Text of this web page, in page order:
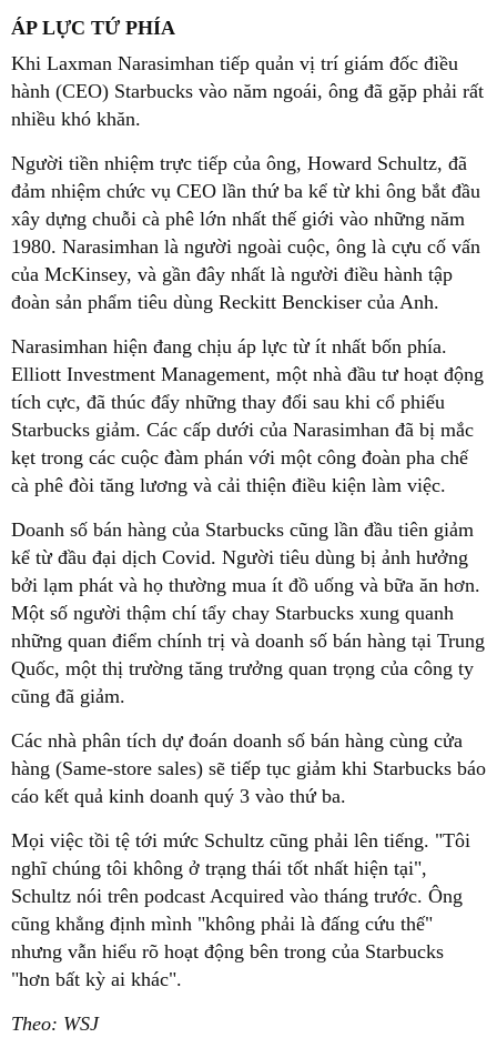
ÁP LỰC TỨ PHÍA
Khi Laxman Narasimhan tiếp quản vị trí giám đốc điều
hành (CEO) Starbucks vào năm ngoái, ông đã gặp phải rất
nhiều khó khăn.
Người tiền nhiệm trực tiếp của ông, Howard Schultz, đã
đảm nhiệm chức vụ CEO lần thứ ba kể từ khi ông bắt đầu
xây dựng chuỗi cà phê lớn nhất thế giới vào những năm
1980. Narasimhan là người ngoài cuộc, ông là cựu cố vấn
của McKinsey, và gần đây nhất là người điều hành tập
đoàn sản phẩm tiêu dùng Reckitt Benckiser của Anh.
Narasimhan hiện đang chịu áp lực từ ít nhất bốn phía.
Elliott Investment Management, một nhà đầu tư hoạt động
tích cực, đã thúc đẩy những thay đổi sau khi cổ phiếu
Starbucks giảm. Các cấp dưới của Narasimhan đã bị mắc
kẹt trong các cuộc đàm phán với một công đoàn pha chế
cà phê đòi tăng lương và cải thiện điều kiện làm việc.
Doanh số bán hàng của Starbucks cũng lần đầu tiên giảm
kể từ đầu đại dịch Covid. Người tiêu dùng bị ảnh hưởng
bởi lạm phát và họ thường mua ít đồ uống và bữa ăn hơn.
Một số người thậm chí tẩy chay Starbucks xung quanh
những quan điểm chính trị và doanh số bán hàng tại Trung
Quốc, một thị trường tăng trưởng quan trọng của công ty
cũng đã giảm.
Các nhà phân tích dự đoán doanh số bán hàng cùng cửa
hàng (Same-store sales) sẽ tiếp tục giảm khi Starbucks báo
cáo kết quả kinh doanh quý 3 vào thứ ba.
Mọi việc tồi tệ tới mức Schultz cũng phải lên tiếng. "Tôi
nghĩ chúng tôi không ở trạng thái tốt nhất hiện tại",
Schultz nói trên podcast Acquired vào tháng trước. Ông
cũng khẳng định mình "không phải là đấng cứu thế"
nhưng vẫn hiểu rõ hoạt động bên trong của Starbucks
"hơn bất kỳ ai khác".
Theo: WSJ